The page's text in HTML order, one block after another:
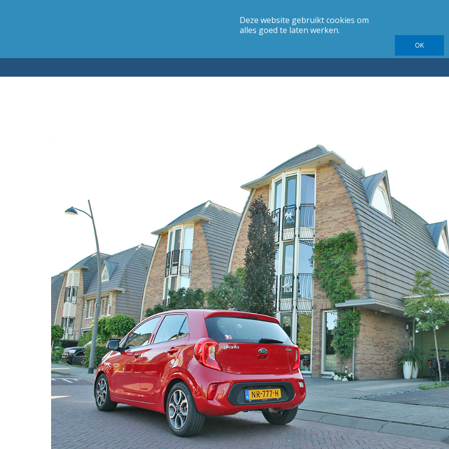
Carrosserie Jaargang Elektrische autotesten
Autotesten
Deze website gebruikt cookies om
alles goed te laten werken.
OK